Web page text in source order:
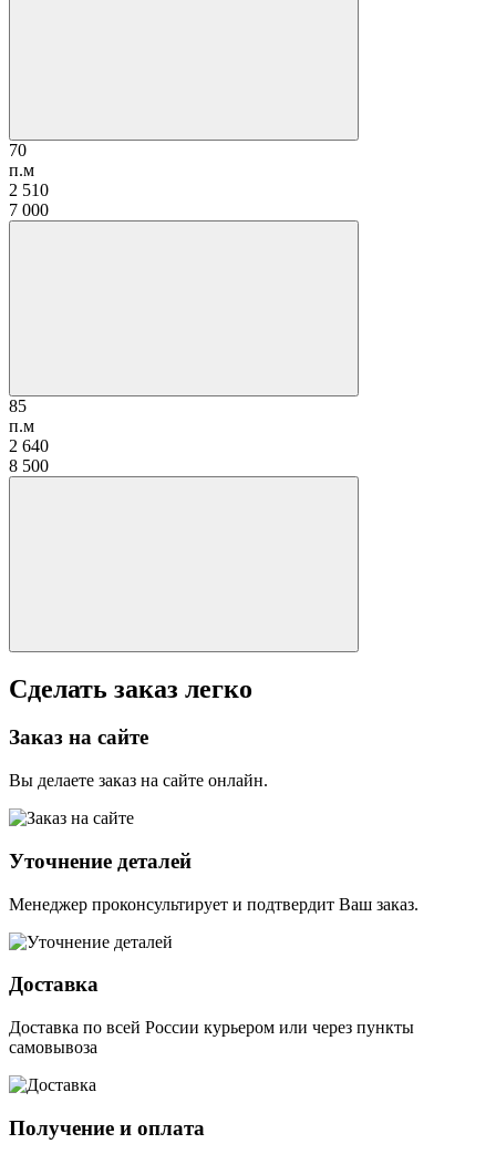
70
п.м
2 510
7 000
85
п.м
2 640
8 500
Сделать заказ легко
Заказ на сайте
Вы делаете заказ на сайте онлайн.
Уточнение деталей
Менеджер проконсультирует и подтвердит Ваш заказ.
Доставка
Доставка по всей России курьером или через пункты
самовывоза
Получение и оплата